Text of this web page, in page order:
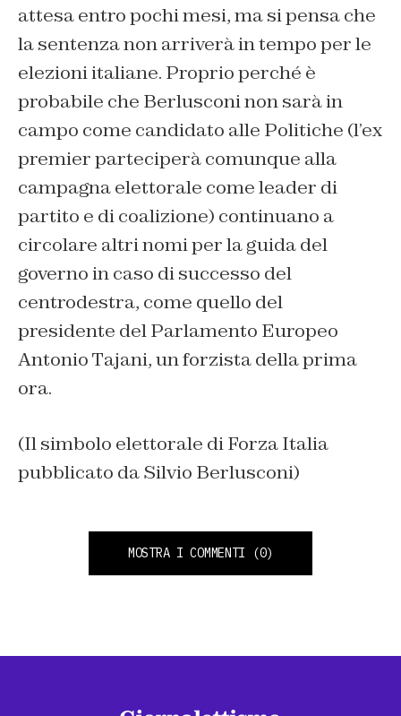
attesa entro pochi mesi, ma si pensa che
la sentenza non arriverà in tempo per le
elezioni italiane. Proprio perché è
probabile che Berlusconi non sarà in
campo come candidato alle Politiche (l’ex
premier parteciperà comunque alla
campagna elettorale come leader di
partito e di coalizione) continuano a
circolare altri nomi per la guida del
governo in caso di successo del
centrodestra, come quello del
presidente del Parlamento Europeo
Antonio Tajani, un forzista della prima
ora.
(Il simbolo elettorale di Forza Italia
pubblicato da Silvio Berlusconi)
MOSTRA I COMMENTI (0)